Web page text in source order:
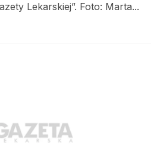
Lekarskiej”. Foto: Marta...